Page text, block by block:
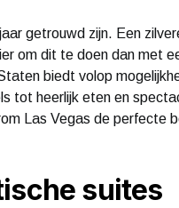
getrouwd zijn. Een
om dit te doen dan met
biedt volop
tot heerlijk eten en
Las Vegas de perfecte
suites